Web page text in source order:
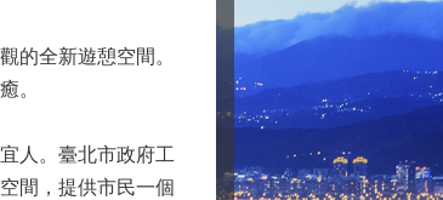
全新遊憩空間。
。
人。臺北市政府工
間，提供市民一個